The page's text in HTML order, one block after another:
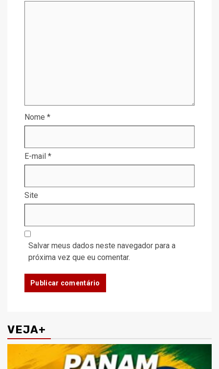
Nome *
E-mail *
Site
Salvar meus dados neste navegador para a
próxima vez que eu comentar.
VEJA+